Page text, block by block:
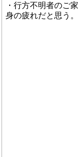
・行方不明者のご
身の疲れだと思う